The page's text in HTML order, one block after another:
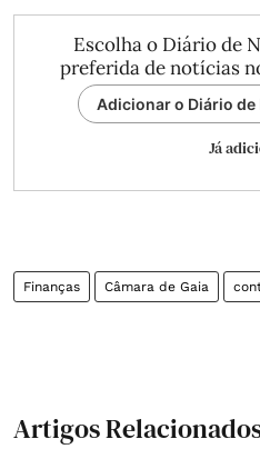
Escolha o Diário de
preferida de notícias
Adicionar o Diário
Já
Finanças Câmara de Gaia
Artigos